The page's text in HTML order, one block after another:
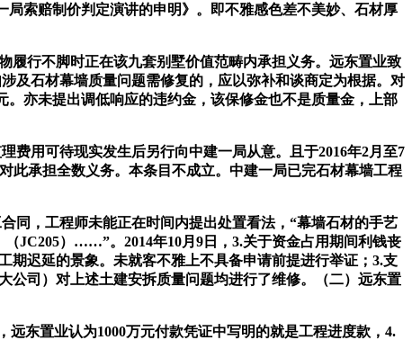
局索赔制价判定演讲的申明》。即不雅感色差不美妙、石材厚
行不脚时正在该九套别墅价值范畴内承担义务。远东置业致
及石材幕墙质量问题需修复的，应以弥补和谈商定为根据。对
。亦未提出调低响应的违约金，该保修金也不是质量金，上部
用可待现实发生后另行向中建一局从意。且于2016年2月至7
此承担全数义务。本条目不成立。中建一局已完石材幕墙工程
，工程师未能正在时间内提出处置看法，“幕墙石材的手艺
JC205）……”。2014年10月9日，3.关于资金占用期间利钱丧
期迟延的景象。未就客不雅上不具备申请前提进行举证；3.支
公司）对上述土建安拆质量问题均进行了维修。（二）远东置
东置业认为1000万元付款凭证中写明的就是工程进度款，4.